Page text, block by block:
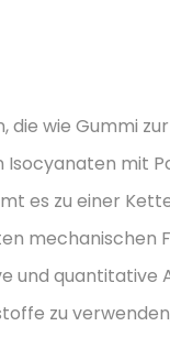
die wie Gummi
Isocyanaten mit
es zu einer
mechanischen
und quantitative
zu